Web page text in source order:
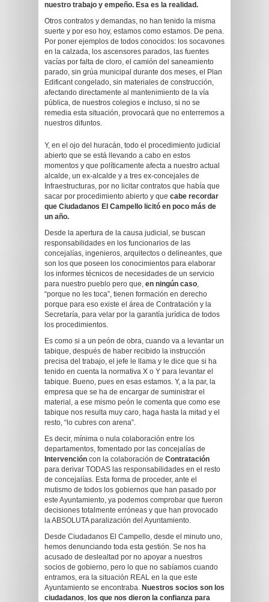
nuestro trabajo y empeño. Esa es la realidad.
Otros contratos y demandas, no han tenido la misma
suerte y por eso hoy, estamos como estamos. De pena.
Por poner ejemplos de todos conocidos: los socavones
en la calzada, los ascensores parados, las fuentes
vacías por falta de cloro, el camión del saneamiento
parado, sin grúa municipal durante dos meses, el Plan
Edificant congelado, sin materiales de construcción,
afectando directamente al mantenimiento de la vía
pública, de nuestros colegios e incluso, si no se
remedia esta situación, provocará que no enterremos a
nuestros difuntos.
Y, en el ojo del huracán, todo el procedimiento judicial
abierto que se está llevando a cabo en estos
momentos y que políticamente afecta a nuestro actual
alcalde, un ex-alcalde y a tres ex-concejales de
Infraestructuras, por no licitar contratos que había que
sacar por procedimiento abierto y que cabe recordar
que Ciudadanos El Campello licitó en poco más de
un año.
Desde la apertura de la causa judicial, se buscan
responsabilidades en los funcionarios de las
concejalías, ingenieros, arquitectos o delineantes, que
son los que poseen los conocimientos para elaborar
los informes técnicos de necesidades de un servicio
para nuestro pueblo pero que, en ningún caso,
“porque no les toca”, tienen formación en derecho
porque para eso existe el área de Contratación y la
Secretaría, para velar por la garantía jurídica de todos
los procedimientos.
Es como si a un peón de obra, cuando va a levantar un
tabique, después de haber recibido la instrucción
precisa del trabajo, el jefe le llama y le dice que si ha
tenido en cuenta la normativa X o Y para levantar el
tabique. Bueno, pues en esas estamos. Y, a la par, la
empresa que se ha de encargar de suministrar el
material, a ese mismo peón le comenta que como ese
tabique nos resulta muy caro, haga hasta la mitad y el
resto, “lo cubres con arena”.
Es decir, mínima o nula colaboración entre los
departamentos, fomentado por las concejalías de
Intervención con la colaboración de Contratación
para derivar TODAS las responsabilidades en el resto
de concejalías. Esta forma de proceder, ante el
mutismo de todos los gobiernos que han pasado por
este Ayuntamiento, ya podemos comprobar que fueron
decisiones totalmente erróneas y que han provocado
la ABSOLUTA paralización del Ayuntamiento.
Desde Ciudadanos El Campello, desde el minuto uno,
hemos denunciando toda esta gestión. Se nos ha
acusado de deslealtad por no apoyar a nuestros
socios de gobierno, pero lo que no sabíamos cuando
entramos, era la situación REAL en la que este
Ayuntamiento se encontraba. Nuestros socios son los
ciudadanos, los que nos dieron la confianza para